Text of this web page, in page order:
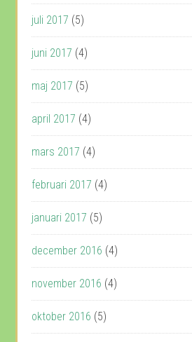
juli 2017 (5)
juni 2017 (4)
maj 2017 (5)
april 2017 (4)
mars 2017 (4)
februari 2017 (4)
januari 2017 (5)
december 2016 (4)
november 2016 (4)
oktober 2016 (5)